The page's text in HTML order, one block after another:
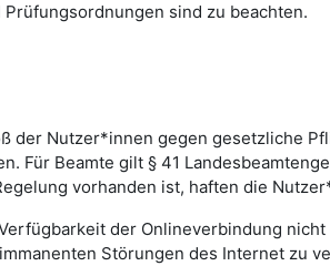
sind zu beachten.
der Nutzer*innen gegen gesetzliche
Für Beamte gilt § 41
vorhanden ist, haften die
der Onlineverbindung
Störungen des Internet zu